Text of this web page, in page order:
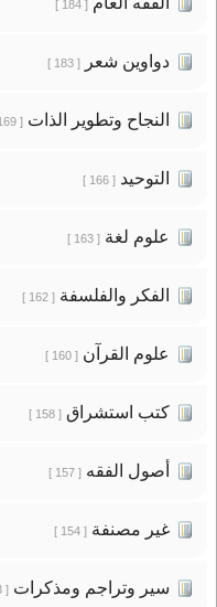
[ 184 ]
دواوين شعر[ 183 ]
النجاح وتطوير الذات[ 169 ]
التوحيد[ 166 ]
علوم لغة[ 163 ]
الفكر والفلسفة[ 162 ]
علوم القرآن[ 160 ]
كتب استشراق[ 158 ]
أصول الفقه[ 157 ]
غير مصنفة[ 154 ]
سير وتراجم ومذكرات[ 153 ]